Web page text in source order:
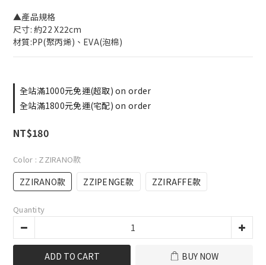
▲產品規格
尺寸: 約22 X22cm
材質:PP(聚丙烯)、EVA(泡棉)
全站滿1000元免運(超取) on order
全站滿1800元免運(宅配) on order
NT$180
Color : ZZIRANO款
ZZIRANO款 ZZIPENGE款 ZZIRAFFE款
Quantity
ADD TO CART BUY NOW